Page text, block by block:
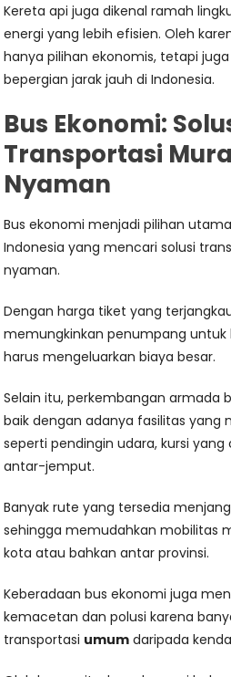
Kereta api juga dikenal ramah
energi yang lebih efisien. Oleh
hanya pilihan ekonomis, tetapi
bepergian jarak jauh di Indonesia.
Bus Ekonomi:
Transportasi
Nyaman
Bus ekonomi menjadi pilihan
Indonesia yang mencari solusi
nyaman.
Dengan harga tiket yang
memungkinkan penumpang untuk
harus mengeluarkan biaya besar.
Selain itu, perkembangan armada
baik dengan adanya fasilitas yang
seperti pendingin udara, kursi
antar-jemput.
Banyak rute yang tersedia
sehingga memudahkan mobilitas
kota atau bahkan antar provinsi.
Keberadaan bus ekonomi juga
kemacetan dan polusi karena
transportasi umum daripada